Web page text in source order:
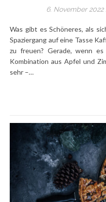
6. November 2022
Was gibt es Schöneres, als sich nach einem langen Spätherbst-
Spaziergang auf eine Tasse
zu freuen? Gerade, wenn
Kombination aus Apfel und
sehr –…